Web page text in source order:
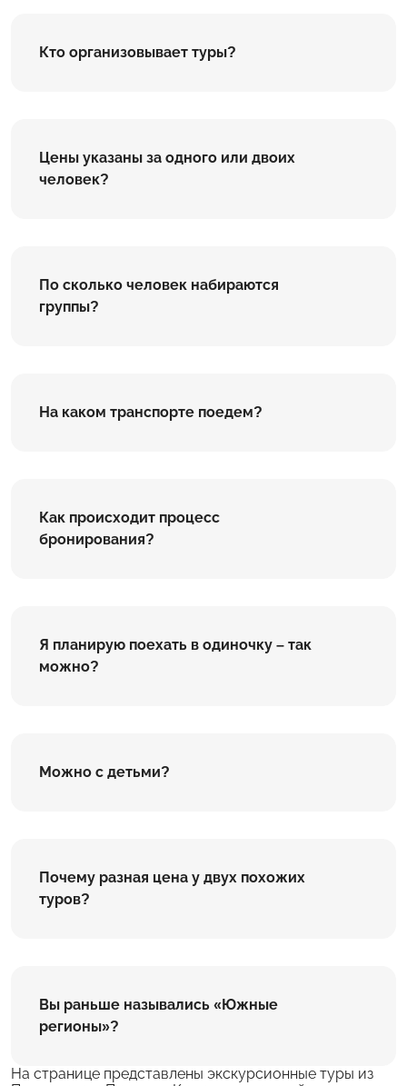
Кто организовывает туры?
Цены указаны за одного или двоих
человек?
По сколько человек набираются
группы?
На каком транспорте поедем?
Как происходит процесс
бронирования?
Я планирую поехать в одиночку – так
можно?
Можно с детьми?
Почему разная цена у двух похожих
туров?
Вы раньше назывались «Южные
регионы»?
На странице представлены экскурсионные туры из